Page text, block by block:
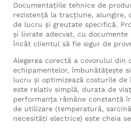
Documentațiile tehnice de
rezistență la tracțiune, alungire,
de lucru şi greutate specifică.
şi livrate adecvat, cu
încât clientul să fie sigur de
Alegerea corectă a covorului din
echipamentelor, îmbunătăţeşte
lucru şi optimizează costurile
este relativ simplă, durata de
performanța rămâne constantă
de utilizare (temperatură,
necesități electrice) este cheia